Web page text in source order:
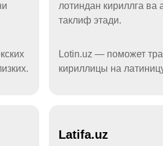
лотиндан кириллга ва
таклиф этади.
Lotin.uz — поможет
кириллицы на
Latifa.uz